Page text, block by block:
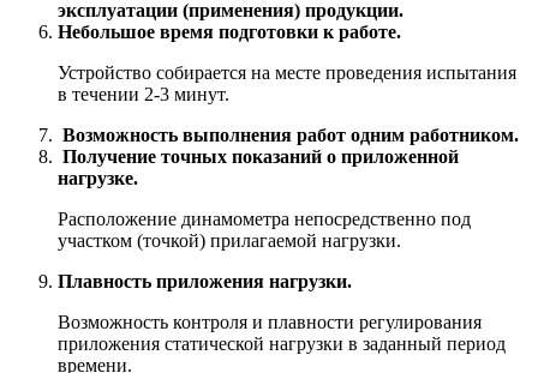
эксплуатации (применения) продукции.
Небольшое время подготовки к работе.
Устройство собирается на месте проведения испытания
в течении 2-3 минут.
Возможность выполнения работ одним работником.
Получение точных показаний о приложенной
нагрузке.
Расположение динамометра непосредственно под
участком (точкой) прилагаемой нагрузки.
Плавность приложения нагрузки.
Возможность контроля и плавности регулирования
приложения статической нагрузки в заданный период
времени.